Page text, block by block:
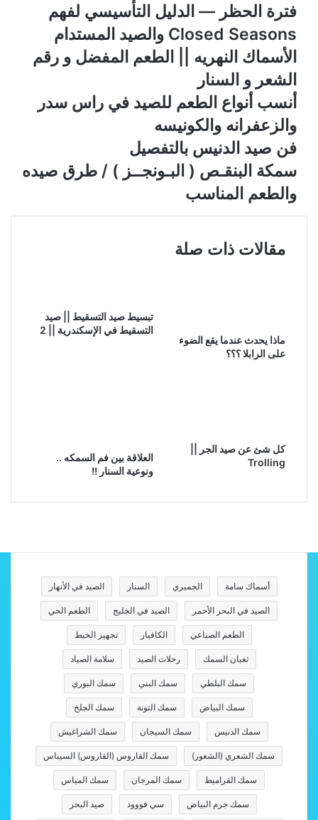
فترة الحظر — الدليل التأسيسي لفهم
Closed Seasons والصيد المستدام
الأسماك النهريه || الطعم المفضل و رقم
الشعر و السنار
أنسب أنواع الطعم للصيد في راس سدر
والزعفرانه والكونيسه
فن صيد الدنيس بالتفصيل
سمكة البنقـص ( البـونجــز ) / طرق صيده
والطعم المناسب
مقالات ذات صلة
تبسيط صيد التسقيط || صيد
التسقيط في الإسكندرية || 2
ماذا يحدث عندما يقع الضوء
على الرابلا ؟؟؟
العلاقة بين فم السمكه ..
ونوعية السنار !!
كل شئ عن صيد الجر ||
Trolling
أسماك سامة الجمبري السنار الصيد في الأنهار
الصيد في البحر الأحمر الصيد في الخليج الطعم الحي
الطعم الصناعي الكافيار تجهيز الخيط
ثعبان السمك رحلات الصيد سلامة الصياد
سمك البلطي سمك البني سمك البوري
سمك البياض سمك التونة سمك الجلخ
سمك الدنيس سمك السيجان سمك الشراغيش
سمك الشعري (الشعور) سمك القاروس (القاروس) السيباس
سمك القراميط سمك المرجان سمك المياس
سمك جرم البياض سي فووود صيد البحر